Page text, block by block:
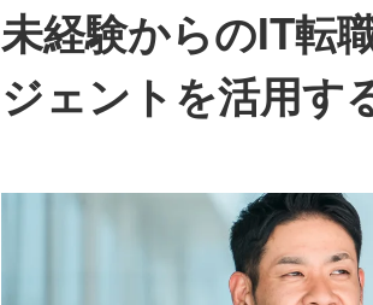
未経験からのIT転
ジェントを活用す